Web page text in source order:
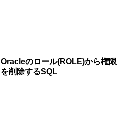
Oracleのロール(ROLE)から権限
を削除するSQL